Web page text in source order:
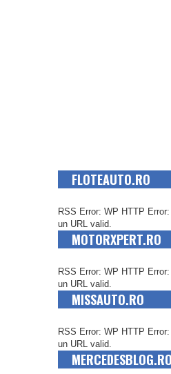
FLOTEAUTO.RO
RSS Error: WP HTTP
un URL valid.
MOTORXPERT.RO
RSS Error: WP HTTP
un URL valid.
MISSAUTO.RO
RSS Error: WP HTTP
un URL valid.
MERCEDESBLOG.RO